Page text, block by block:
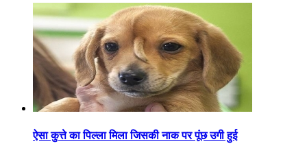
ऐसा कुत्ते का पिल्ला मिला जिसकी नाक पर पूंछ उगी हुई